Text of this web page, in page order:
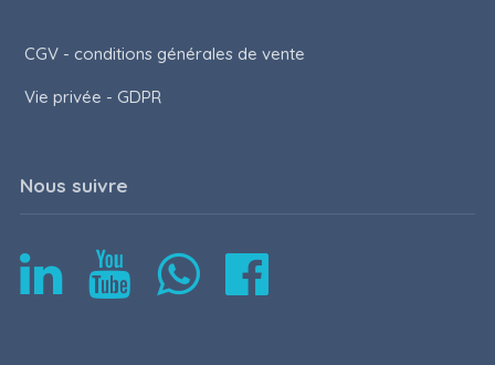
CGV - conditions générales de vente
Vie privée - GDPR
Nous suivre